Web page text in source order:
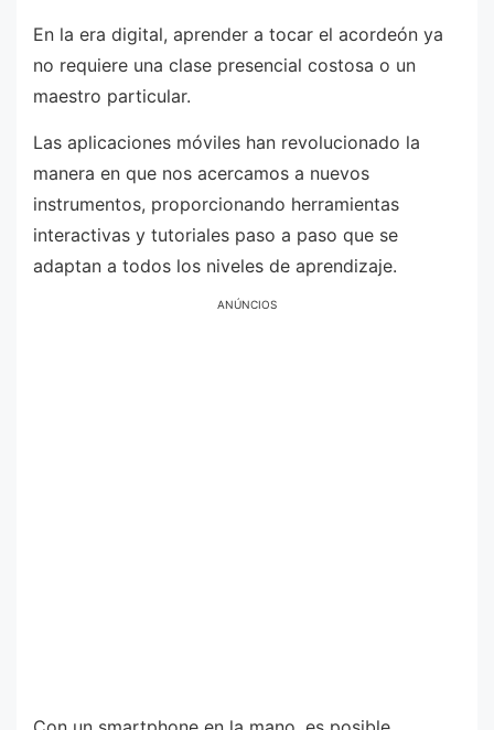
En la era digital, aprender a tocar el acordeón ya
no requiere una clase presencial costosa o un
maestro particular.
Las aplicaciones móviles han revolucionado la
manera en que nos acercamos a nuevos
instrumentos, proporcionando herramientas
interactivas y tutoriales paso a paso que se
adaptan a todos los niveles de aprendizaje.
ANÚNCIOS